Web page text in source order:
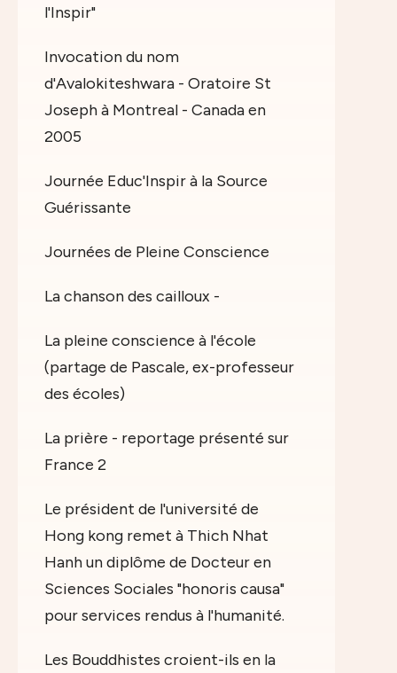
l'Inspir"
Invocation du nom
d'Avalokiteshwara - Oratoire St
Joseph à Montreal - Canada en
2005
Journée Educ'Inspir à la Source
Guérissante
Journées de Pleine Conscience
La chanson des cailloux -
La pleine conscience à l'école
(partage de Pascale, ex-professeur
des écoles)
La prière - reportage présenté sur
France 2
Le président de l'université de
Hong kong remet à Thich Nhat
Hanh un diplôme de Docteur en
Sciences Sociales "honoris causa"
pour services rendus à l'humanité.
Les Bouddhistes croient-ils en la